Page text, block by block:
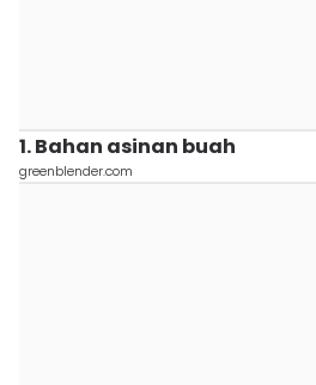
1. Bahan asinan buah
greenblender.com